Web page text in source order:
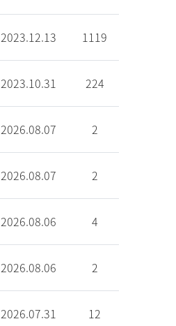
2023.12.13 1119
2023.10.31 224
2026.08.07 2
2026.08.07 2
2026.08.06 4
2026.08.06 2
2026.07.31 12